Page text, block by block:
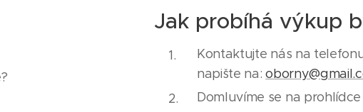
Jak probíhá výkup
Kontaktujte nás na
napište na:
Domluvíme se na